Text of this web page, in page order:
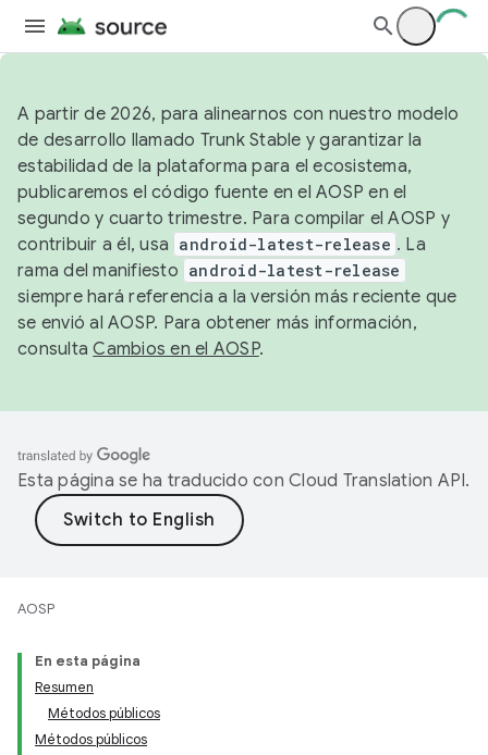
A partir de 2026, para alinearnos con nuestro modelo
de desarrollo llamado Trunk Stable y garantizar la
estabilidad de la plataforma para el ecosistema,
publicaremos el código fuente en el AOSP en el
segundo y cuarto trimestre. Para compilar el AOSP y
contribuir a él, usa android-latest-release . La
rama del manifiesto android-latest-release
siempre hará referencia a la versión más reciente que
se envió al AOSP. Para obtener más información,
consultaCambios en el AOSP.
Esta página se ha traducido con Cloud Translation API.
AOSP
En esta página
Resumen
Métodos públicos
Métodos públicos